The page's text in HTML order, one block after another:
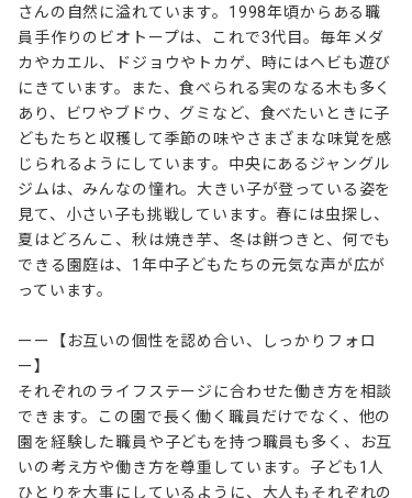
さんの自然に溢れています。1998年頃からある職
員手作りのビオトープは、これで3代目。毎年メダ
カやカエル、ドジョウやトカゲ、時にはヘビも遊び
にきています。また、食べられる実のなる木も多く
あり、ビワやブドウ、グミなど、食べたいときに子
どもたちと収穫して季節の味やさまざまな味覚を感
じられるようにしています。中央にあるジャングル
ジムは、みんなの憧れ。大きい子が登っている姿を
見て、小さい子も挑戦しています。春には虫探し、
夏はどろんこ、秋は焼き芋、冬は餅つきと、何でも
できる園庭は、1年中子どもたちの元気な声が広が
っています。
ーー【お互いの個性を認め合い、しっかりフォロ
ー】
それぞれのライフステージに合わせた働き方を相談
できます。この園で長く働く職員だけでなく、他の
園を経験した職員や子どもを持つ職員も多く、お互
いの考え方や働き方を尊重しています。子ども1人
ひとりを大事にしているように、大人もそれぞれの